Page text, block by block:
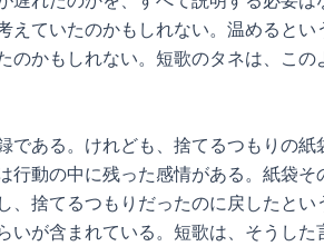
ていたのかもしれない。温めるとい
のかもしれない。短歌のタネは、この
である。けれども、捨てるつもりの紙
行動の中に残った感情がある。紙袋そ
、捨てるつもりだったのに戻したとい
いが含まれている。短歌は、そうした